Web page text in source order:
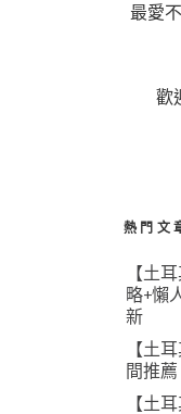
最愛
歡
熱門文
【土
略+懶
新
【土
間推薦
【土